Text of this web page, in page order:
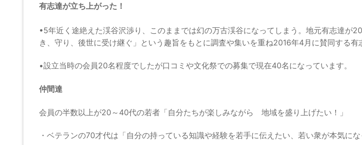
有志達が立ち上がった！
•5年近く途絶えた渓谷沢渉り、このままでは幻の万古渓谷になってしまう。地元有志達が
き、守り、後世に受け継ぐ」という趣旨をもとに調査や集いを重ね2016年4月に賛同する有
•設立当時の会員20名程度でしたが口コミや文化祭での募集で現在40名になっています。
仲間達
会員の半数以上が20～40代の若者「自分たちが楽しみながら 地域を盛り上げたい！」
・ベテランの70才代は「自分の持っている知識や経験を若手に伝えたい、若い衆が本気にな